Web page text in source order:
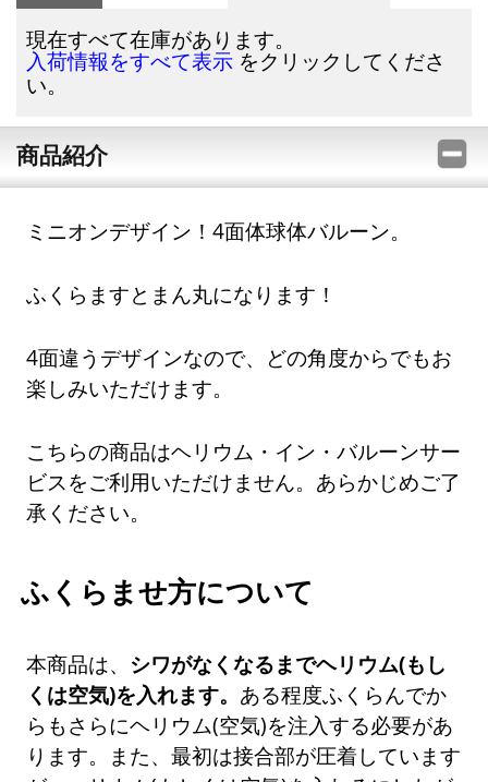
現在すべて在庫があります。
入荷情報をすべて表示 をクリックしてくださ
い。
商品紹介
ミニオンデザイン！4面体球体バルーン。
ふくらますとまん丸になります！
4面違うデザインなので、どの角度からでもお
楽しみいただけます。
こちらの商品はヘリウム・イン・バルーンサー
ビスをご利用いただけません。あらかじめご了
承ください。
ふくらませ方について
本商品は、 シワがなくなるまでヘリウム(もし
くは空気)を入れます。 ある程度ふくらんでか
らもさらにヘリウム(空気)を注入する必要があ
ります。また、最初は接合部が圧着しています